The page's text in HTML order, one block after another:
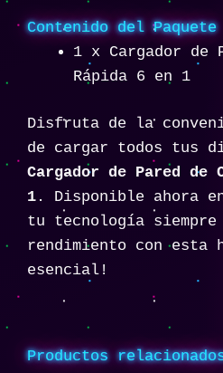
Contenido del Paquete
1 x Cargador de
Rápida 6 en 1
Disfruta de la
de cargar todos tus
Cargador de Pared de
1 . Disponible ahora
tu tecnología siempre
rendimiento con esta
esencial!
Productos